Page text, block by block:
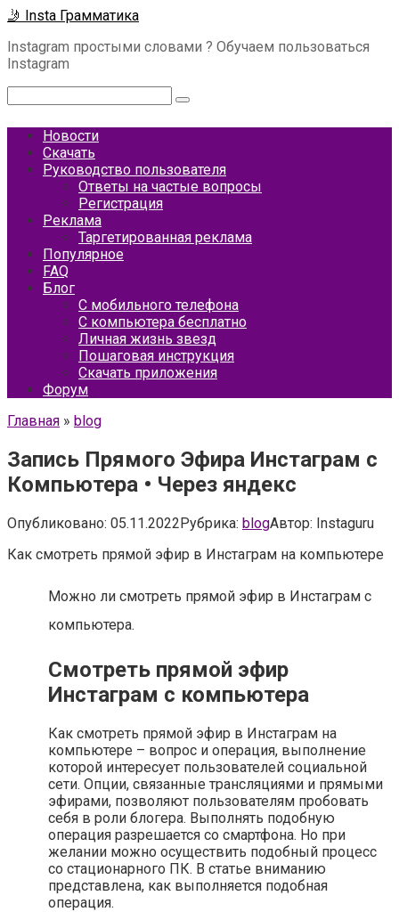
Перейти
контенту
🤳 Insta Грамматика
Instagram простыми словами ? Обучаем пользоваться
Instagram
Новости
Скачать
Руководство пользователя
Ответы на частые вопросы
Регистрация
Реклама
Таргетированная реклама
Популярное
FAQ
Блог
С мобильного телефона
С компьютера бесплатно
Личная жизнь звезд
Пошаговая инструкция
Скачать приложения
Форум
Главная » blog
Запись Прямого Эфира Инстаграм с
Компьютера • Через яндекс
Опубликовано: 05.11.2022Рубрика: blogАвтор: Instaguru
Как смотреть прямой эфир в Инстаграм на компьютере
Можно ли смотреть прямой эфир в Инстаграм с
компьютера.
Смотреть прямой эфир
Инстаграм с компьютера
Как смотреть прямой эфир в Инстаграм на
компьютере – вопрос и операция, выполнение
которой интересует пользователей социальной
сети. Опции, связанные трансляциями и прямыми
эфирами, позволяют пользователям пробовать
себя в роли блогера. Выполнять подобную
операция разрешается со смартфона. Но при
желании можно осуществить подобный процесс
со стационарного ПК. В статье вниманию
представлена, как выполняется подобная
операция.